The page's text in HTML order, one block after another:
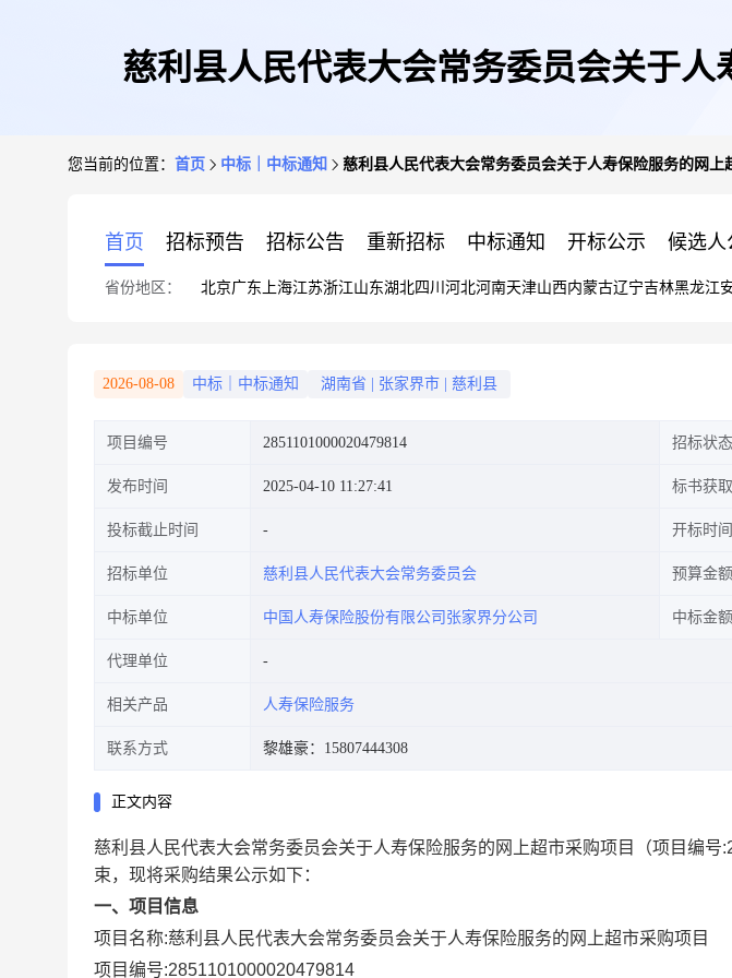
慈利县人民代表大会常务委员会关于
您当前的位置： 首页 中标｜中标通知 慈利县人民代表大会常务委员会关于人寿保险服务的网上
首页 招标预告 招标公告 重新招标 中标通知 开标公示 候选人
省份地区： 北京广东 上海江苏浙江山东湖北四川 河北河南天津山西内蒙古辽宁吉林黑龙江
2026-08-08 中标｜中标通知 湖南省 张家界市 慈利县
项目编号 2851101000020479814 招标状态
发布时间 2025-04-10 11:27:41 标书获
投标截止时间 开标时间
招标单位 慈利县人民代表大会常务委员会 预算金额
中标单位 中国人寿保险股份有限公司张家界分公司 中标金额
代理单位
相关产品 人寿保险服务
联系方式 黎雄豪：15807444308
正文内容
慈利县人民代表大会常务委员会关于人寿保险服务的网上超市采购项目 （项目编号:
束，现将采购结果公示如下：
一、项目信息
项目名称:慈利县人民代表大会常务委员会关于人寿保险服务的网上超市采购项目
项目编号:2851101000020479814